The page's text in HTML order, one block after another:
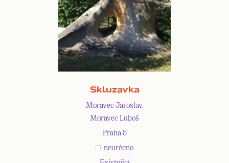
Skluzavka
Moravec Jaroslav,
Moravec Luboš
Praha 5
neurčeno